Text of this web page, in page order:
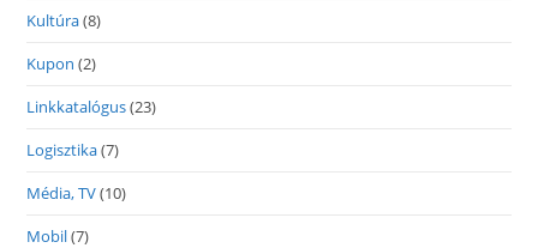
Kultúra(8)
Kupon (2)
Linkkatalógus(23)
Logisztika(7)
Média, TV(10)
Mobil(7)